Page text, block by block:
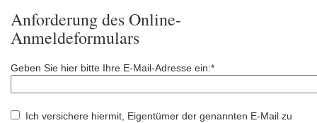
Anforderung des Online-
Anmeldeformulars
Geben Sie hier bitte Ihre E-Mail-Adresse ein:*
Ich versichere hiermit, Eigentümer der genannten E-Mail zu